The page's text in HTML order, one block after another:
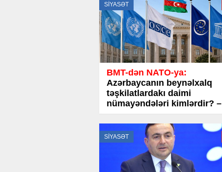
SİYASƏT
BMT-dən NATO-ya:
Azərbaycanın beynəlxalq
təşkilatlardakı daimi
nümayəndələri kimlərdir? –
SİYASƏT